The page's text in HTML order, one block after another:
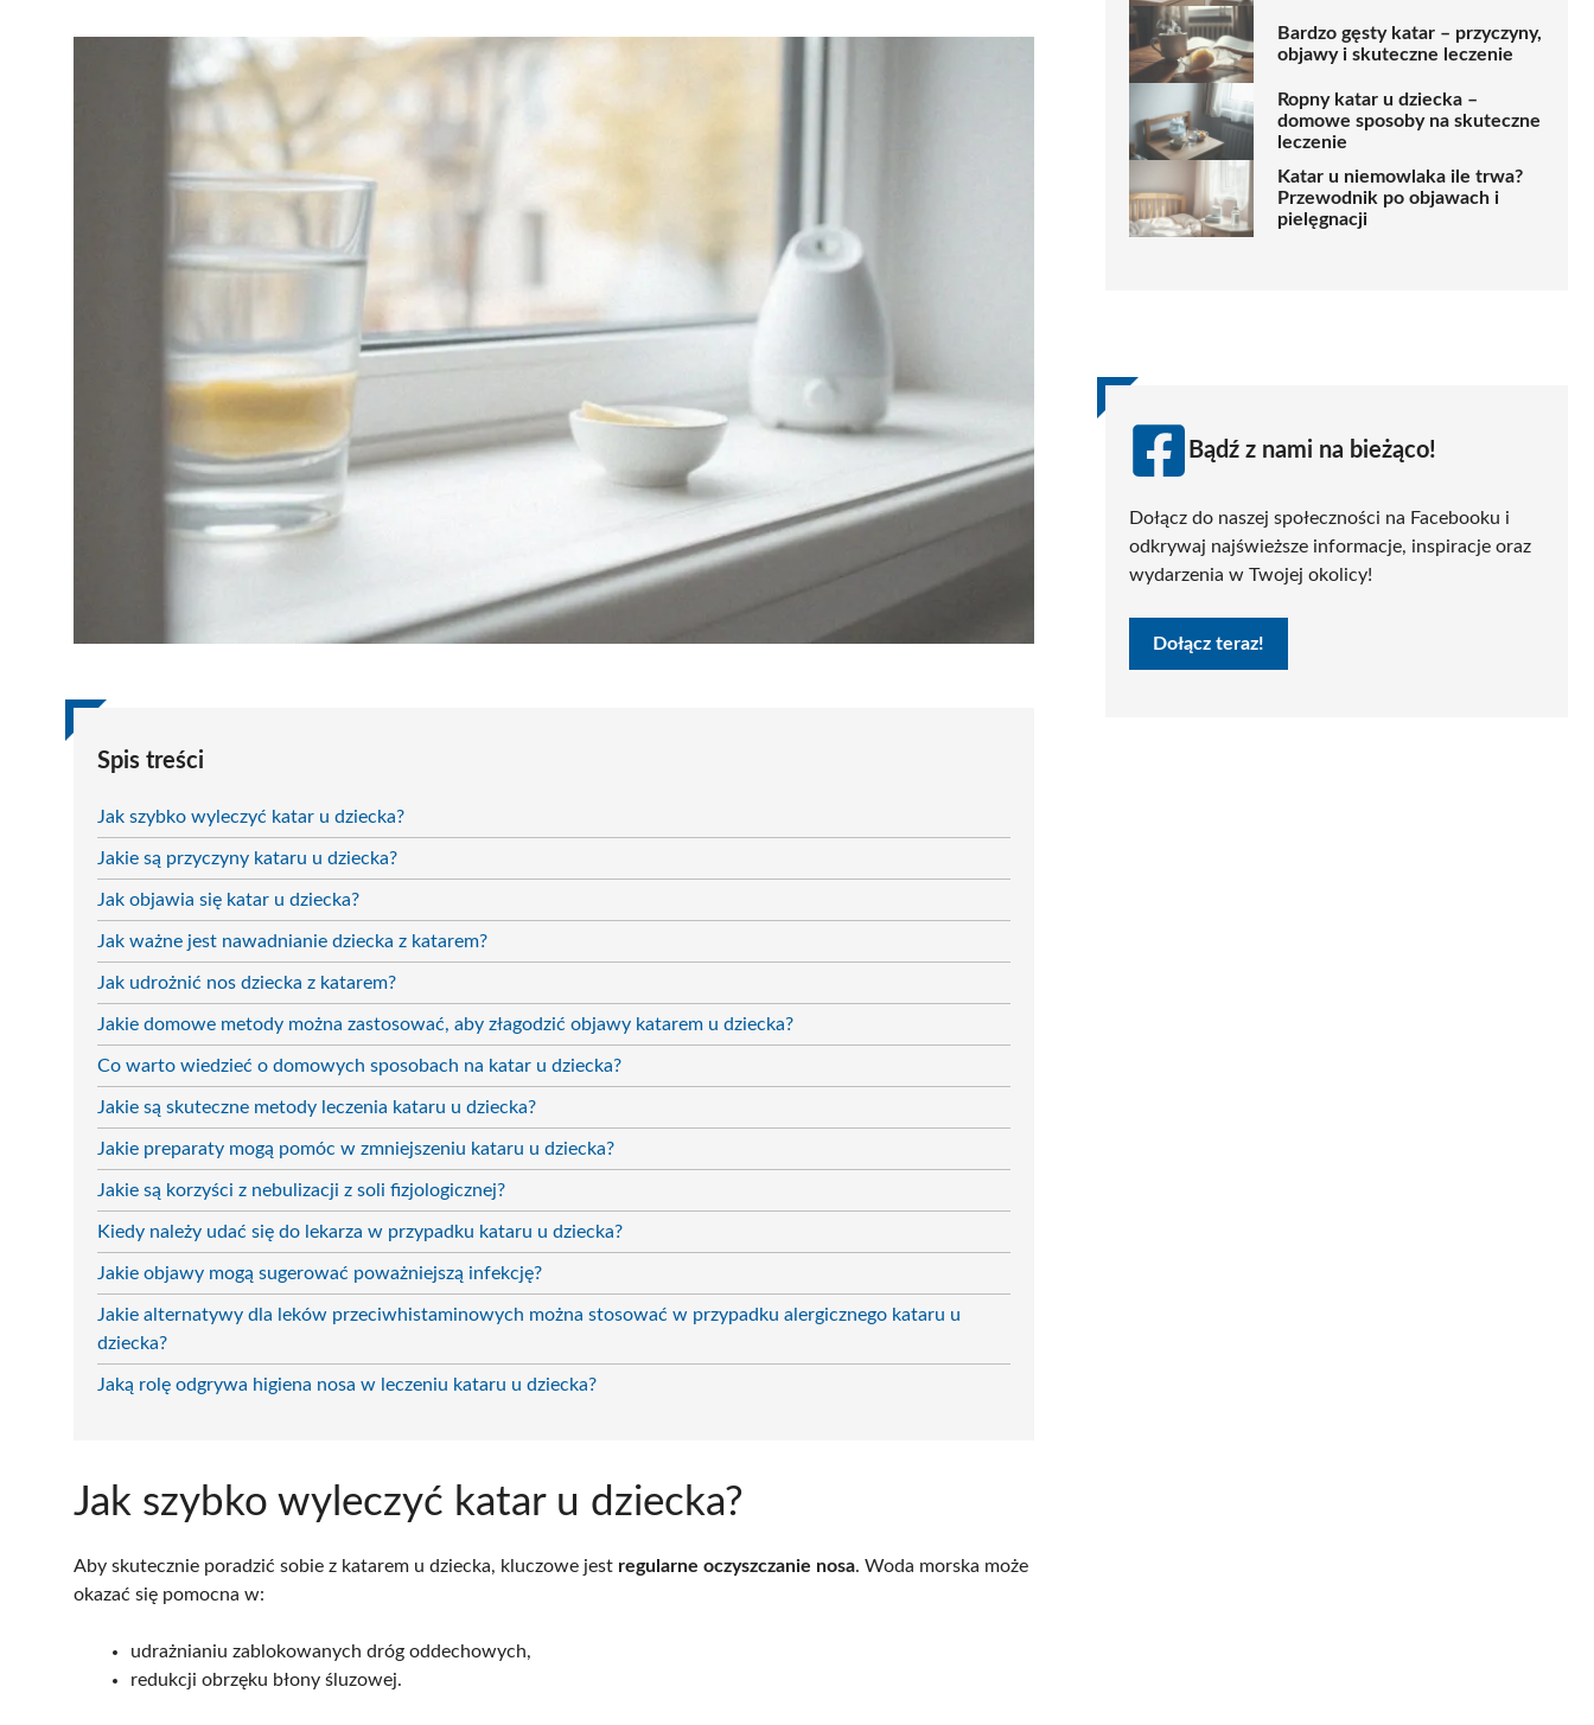
Spis treści
Jak szybko wyleczyć katar u dziecka?
Jakie są przyczyny kataru u dziecka?
Jak objawia się katar u dziecka?
Jak ważne jest nawadnianie dziecka z katarem?
Jak udrożnić nos dziecka z katarem?
Jakie domowe metody można zastosować, aby złagodzić objawy katarem u dziecka?
Co warto wiedzieć o domowych sposobach na katar u dziecka?
Jakie są skuteczne metody leczenia kataru u dziecka?
Jakie preparaty mogą pomóc w zmniejszeniu kataru u dziecka?
Jakie są korzyści z nebulizacji z soli fizjologicznej?
Kiedy należy udać się do lekarza w przypadku kataru u dziecka?
Jakie objawy mogą sugerować poważniejszą infekcję?
Jakie alternatywy dla leków przeciwhistaminowych można stosować w przypadku alergicznego kataru u
dziecka?
Jaką rolę odgrywa higiena nosa w leczeniu kataru u dziecka?
Jak szybko wyleczyć katar u dziecka?
Aby skutecznie poradzić sobie z katarem u dziecka, kluczowe jest regularne oczyszczanie nosa. Woda morska może
okazać się pomocna w:
udrażnianiu zablokowanych dróg oddechowych,
redukcji obrzęku błony śluzowej.
Bardzo gęsty katar – przyczyny,
objawy i skuteczne leczenie
Ropny katar u dziecka –
domowe sposoby na skuteczne
leczenie
Katar u niemowlaka ile trwa?
Przewodnik po objawach i
pielęgnacji
Bądź z nami na bieżąco!
Dołącz do naszej społeczności na Facebooku i
odkrywaj najświeższe informacje, inspiracje oraz
wydarzenia w Twojej okolicy!
Dołącz teraz!